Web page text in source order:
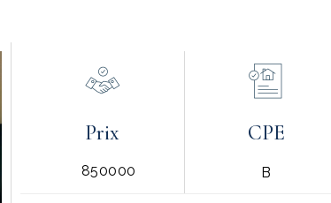
Prix
850000
CPE
B